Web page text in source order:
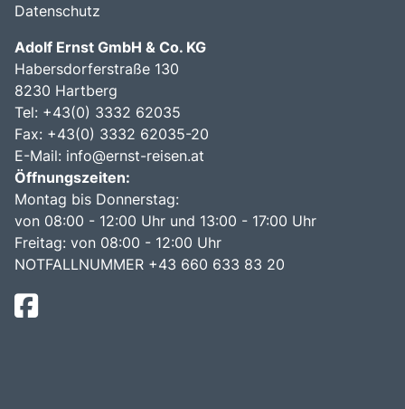
Datenschutz
Adolf Ernst GmbH & Co. KG
Habersdorferstraße 130
8230 Hartberg
Tel: +43(0) 3332 62035
Fax: +43(0) 3332 62035-20
E-Mail: info@ernst-reisen.at
Öffnungszeiten:
Montag bis Donnerstag:
von 08:00 - 12:00 Uhr und 13:00 - 17:00 Uhr
Freitag: von 08:00 - 12:00 Uhr
NOTFALLNUMMER +43 660 633 83 20